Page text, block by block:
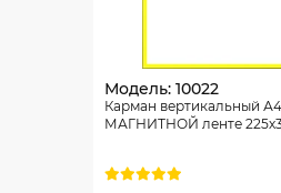
Модель: 10022
Карман вертикальный
МАГНИТНОЙ ленте